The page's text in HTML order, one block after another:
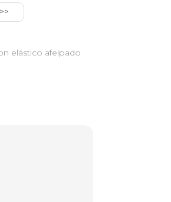
elástico afelpado